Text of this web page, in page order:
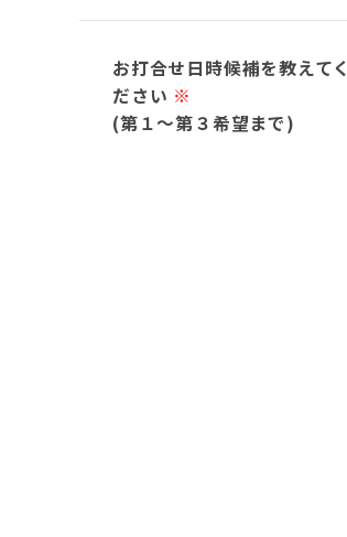
お打合せ日時候補を教えてく
ださい ※
(第１～第３希望まで)